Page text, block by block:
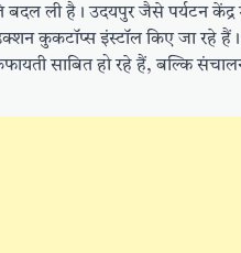
ली है। उदयपुर जैसे पर्यटन
कुकटॉप्स इंस्टॉल किए जा रहे
साबित हो रहे हैं, बल्कि